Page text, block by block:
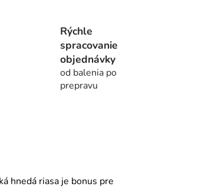
Rýchle
spracovanie
objednávky
od balenia po
prepravu
hnedá riasa je bonus pre